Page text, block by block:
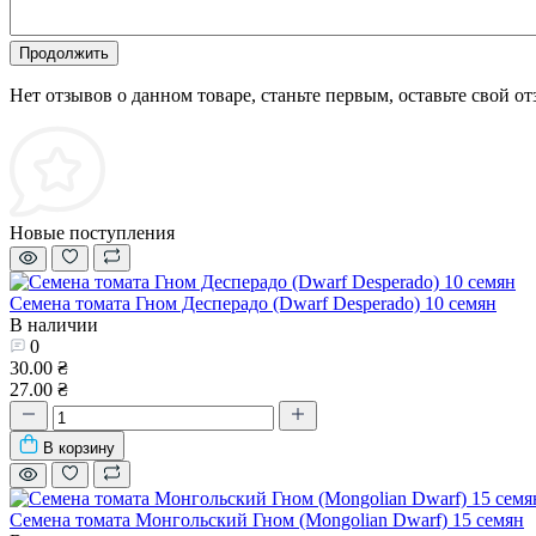
Продолжить
Нет отзывов о данном товаре, станьте первым, оставьте свой
Новые поступления
Семена томата Гном Десперадо (Dwarf Desperado) 10 семян
В наличии
0
30.00 ₴
27.00 ₴
В корзину
Семена томата Монгольский Гном (Mongolian Dwarf) 15 семян